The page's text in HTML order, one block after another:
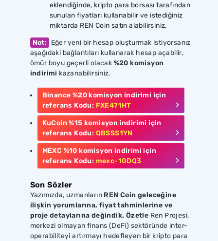
eklendiğinde, kripto para borsası tarafından
sunulan fiyatları kullanabilir ve istediğiniz
miktarda REN Coin satın alabilirsiniz.
Not:
Eğer yeni bir hesap oluşturmak istiyorsanız
aşağıdaki bağlantıları kullanarak hesap açabilir,
ömür boyu geçerli olacak %20 komisyon
indirimi kazanabilirsiniz.
Binance %20komisyon indirimi için
referans Kodu: FXE471HT
KuCoin%15 komisyon indirimi için
referans Kodu: QBSSS1YN
MEXC %10 komisyon indirimi için
referans Kodu: mexc-1GDQ3
Son Sözler
Yazımızda, uzmanların REN Coin geleceğine
ilişkin yorumlarına, fiyat tahminlerine ve
proje detaylarına değindik. Özetle Ren Projesi,
merkezi olmayan finans (DeFi) sektöründe inter-
operabiliteyi artırmayı hedefleyen bir kripto para